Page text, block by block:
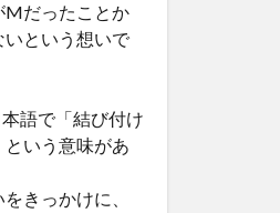
Mだったことか
いという想いで
語で「結び付け
いう意味があ
きっかけに、